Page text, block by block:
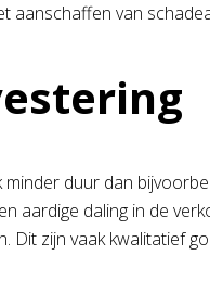
aanschaffen van
minder duur dan
aardige daling in de
Dit zijn vaak kwalitatief